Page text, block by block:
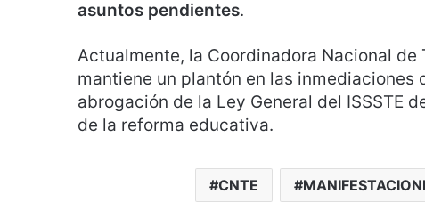
asuntos pendientes.
Actualmente, la Coordinadora Nacional de
mantiene un plantón en las inmediaciones
abrogación de la Ley General del ISSSTE
de la reforma educativa.
CNTE